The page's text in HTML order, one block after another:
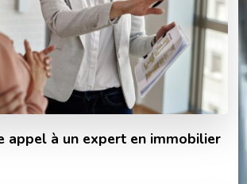
appel à un expert en immobilier